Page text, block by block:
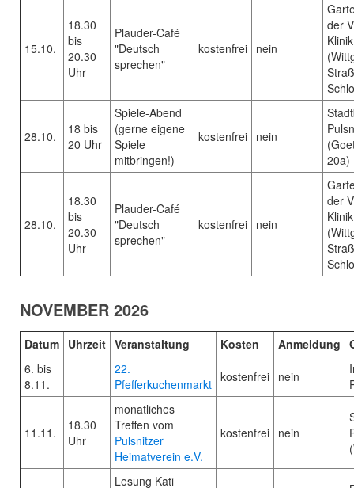
15.10.
18.30
bis
20.30
Uhr
Plauder-Café
"Deutsch
sprechen"
kostenfrei nein
der
Klinik
28.10.
18 bis
20 Uhr
Spiele-Abend
(gerne eigene
Spiele
mitbringen!)
kostenfrei nein
20a)
28.10.
18.30
bis
20.30
Uhr
Plauder-Café
"Deutsch
sprechen"
kostenfrei nein
der
Klinik
NOVEMBER 2026
Datum Uhrzeit Veranstaltung Kosten Anmeldung
6. bis
8.11.
22.
Pfefferkuchenmarkt kostenfrei nein
11.11.
18.30
Uhr
monatliches
Treffen vom
Pulsnitzer
Heimatverein e.V.
kostenfrei nein
Lesung Kati